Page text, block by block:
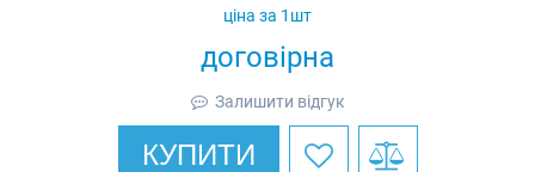
договірна
ціна за 1шт
Залишити відгук
КУПИТИ